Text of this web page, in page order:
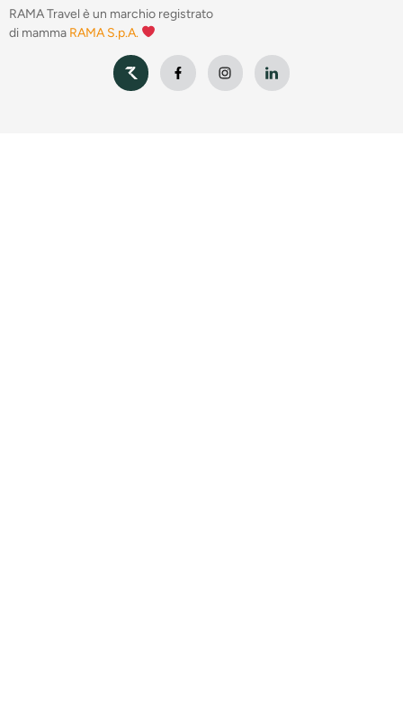
RAMA Travel è un marchio registrato
di mamma RAMA S.p.A.